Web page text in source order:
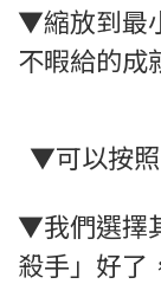
▼縮放到最
不暇給的成
▼可以按
▼我們選擇
殺手」好了